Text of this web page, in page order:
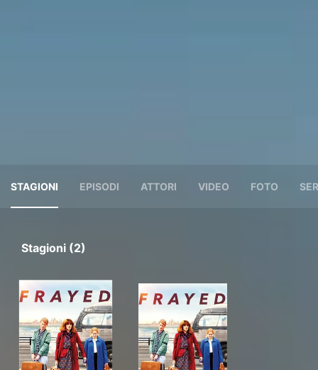
STAGIONI EPISODI ATTORI VIDEO FOTO
Stagioni (2)